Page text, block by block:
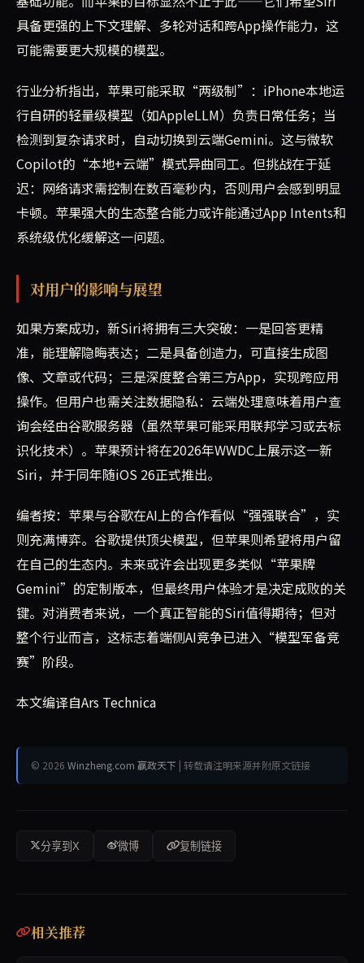
具备更强的上下文理解、多轮对话和跨App操作能力，这
可能需要更大规模的模型。
行业分析指出，苹果可能采取“两级制”：iPhone本地运
行自研的轻量级模型（如AppleLLM）负责日常任务；当
检测到复杂请求时，自动切换到云端Gemini。这与微软
Copilot的“本地+云端”模式异曲同工。但挑战在于延
迟：网络请求需控制在数百毫秒内，否则用户会感到明显
卡顿。苹果强大的生态整合能力或许能通过App Intents和
系统级优化缓解这一问题。
对用户的影响与展望
如果方案成功，新Siri将拥有三大突破：一是回答更精
准，能理解隐晦表达；二是具备创造力，可直接生成图
像、文章或代码；三是深度整合第三方App，实现跨应用
操作。但用户也需关注数据隐私：云端处理意味着用户查
询会经由谷歌服务器（虽然苹果可能采用联邦学习或去标
识化技术）。苹果预计将在2026年WWDC上展示这一新
Siri，并于同年随iOS 26正式推出。
编者按：苹果与谷歌在AI上的合作看似“强强联合”，实
则充满博弈。谷歌提供顶尖模型，但苹果则希望将用户留
在自己的生态内。未来或许会出现更多类似“苹果牌
Gemini”的定制版本，但最终用户体验才是决定成败的关
键。对消费者来说，一个真正智能的Siri值得期待；但对
整个行业而言，这标志着端侧AI竞争已进入“模型军备竞
赛”阶段。
本文编译自Ars Technica
© 2026 Winzheng.com 赢政天下 | 转载请注明来源并附原文链接
分享到X 微博 复制链接
相关推荐